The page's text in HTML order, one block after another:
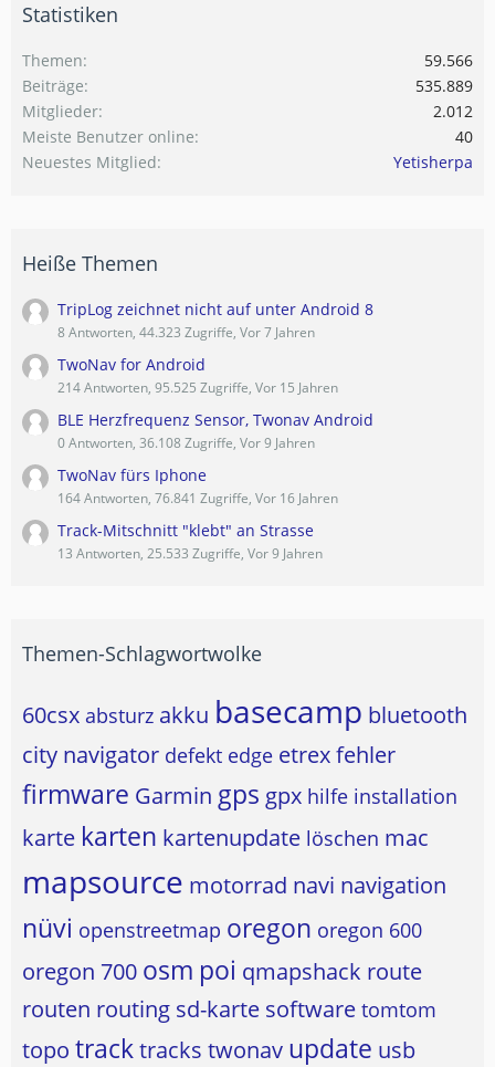
Statistiken
Themen
59.566
Beiträge
535.889
Mitglieder
2.012
Meiste Benutzer online
40
Neuestes Mitglied
Yetisherpa
Heiße Themen
TripLog zeichnet nicht auf unter Android 8
8 Antworten, 44.323 Zugriffe, Vor 7 Jahren
TwoNav for Android
214 Antworten, 95.525 Zugriffe, Vor 15 Jahren
BLE Herzfrequenz Sensor, Twonav Android
0 Antworten, 36.108 Zugriffe, Vor 9 Jahren
TwoNav fürs Iphone
164 Antworten, 76.841 Zugriffe, Vor 16 Jahren
Track-Mitschnitt "klebt" an Strasse
13 Antworten, 25.533 Zugriffe, Vor 9 Jahren
Themen-Schlagwortwolke
60csx absturz akku basecamp bluetooth
city navigator defekt edge etrexfehler
firmware Garmin gps gpx hilfe installation
karte karten kartenupdate löschen mac
mapsource motorrad navi navigation
nüvi openstreetmap oregon oregon 600
oregon 700 osm poi qmapshack route
routen routing sd-karte software tomtom
topo tracktracks twonav update usb